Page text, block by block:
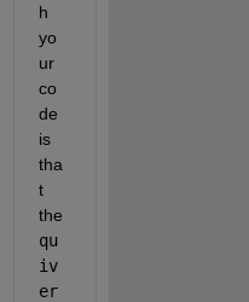
h
yo
ur
co
de
is
tha
t
qu
iv
er